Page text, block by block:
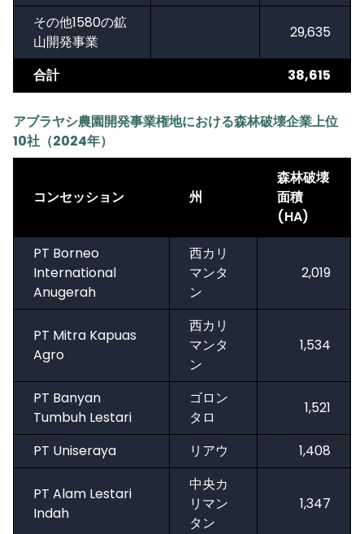
その他1580の鉱
山開発事業
29,635
合計 38,615
アブラヤシ農園開発事業権地における森林破壊企業上位
10社（2024年）
コンセッション 州
森林破壊
面積
(HA)
PT Borneo
International
Anugerah
西カリ
マンタ
ン
2,019
PT Mitra Kapuas
Agro
西カリ
マンタ
ン
1,534
PT Banyan
Tumbuh Lestari
ゴロン
タロ
1,521
PT Uniseraya リアウ 1,408
PT Alam Lestari
Indah
中央カ
リマン
タン
1,347